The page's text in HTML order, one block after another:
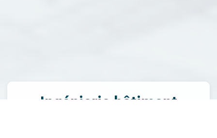
Ingénierie bâtiment